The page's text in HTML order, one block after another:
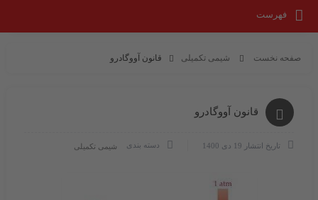
فهرست
صفحه نخست شیمی تکمیلی قانون آووگادرو
قانون آووگادرو
تاریخ انتشار 19 دی 1400 دسته بندی شیمی تکمیلی